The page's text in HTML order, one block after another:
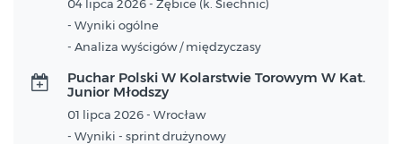
04 lipca 2026 - Zębice (k. Siechnic)
- Wyniki ogólne
- Analiza wyścigów / międzyczasy
Puchar Polski W Kolarstwie Torowym W Kat.
Junior Młodszy
01 lipca 2026 - Wrocław
- Wyniki - sprint drużynowy